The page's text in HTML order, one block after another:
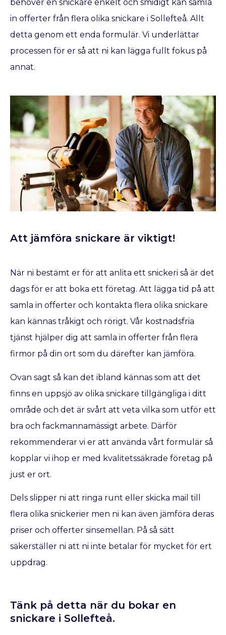
behöver en snickare enkelt och smidigt kan samla
in offerter från flera olika snickare i Sollefteå. Allt
detta genom ett enda formulär. Vi underlättar
processen för er så att ni kan lägga fullt fokus på
annat.
Att jämföra snickare är viktigt!
När ni bestämt er för att anlita ett snickeri så är det
dags för er att boka ett företag. Att lägga tid på att
samla in offerter och kontakta flera olika snickare
kan kännas tråkigt och rörigt. Vår kostnadsfria
tjänst hjälper dig att samla in offerter från flera
firmor på din ort som du därefter kan jämföra.
Ovan sagt så kan det ibland kännas som att det
finns en uppsjö av olika snickare tillgängliga i ditt
område och det är svårt att veta vilka som utför ett
bra och fackmannamässigt arbete. Därför
rekommenderar vi er att använda vårt formulär så
kopplar vi ihop er med kvalitetssäkrade företag på
just er ort.
Dels slipper ni att ringa runt eller skicka mail till
flera olika snickerier men ni kan även jämföra deras
priser och offerter sinsemellan. På så sätt
säkerställer ni att ni inte betalar för mycket för ert
uppdrag.
Tänk på detta när du bokar en
snickare​ i Sollefteå.